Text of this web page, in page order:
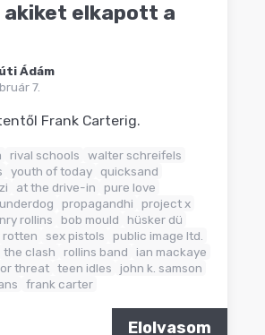
akiket elkapott a
Ádám
7.
Frank Carterig.
rival schools
walter schreifels
youth of today
quicksand
at the drive-in
pure love
underdog propagandhi
project x
rollins bob mould
hüsker dü
rotten sex pistols
public image ltd.
the clash rollins band
ian mackaye
threat teen idles
john k. samson
frank carter
Elolvasom